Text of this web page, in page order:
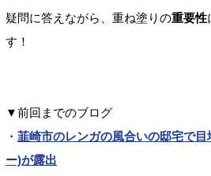
疑問に答えながら、重ね塗りの重要性
す！
▼前回までのブログ
・ 韮崎市のレンガの風合いの邸宅で
ー)が露出